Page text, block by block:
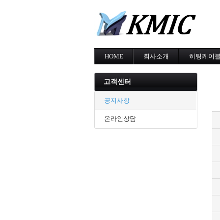
HOME 회사소개 히팅케이블
지붕융설
고객센터
공지사항
온라인상담